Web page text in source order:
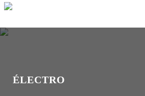
ÉLECTRO